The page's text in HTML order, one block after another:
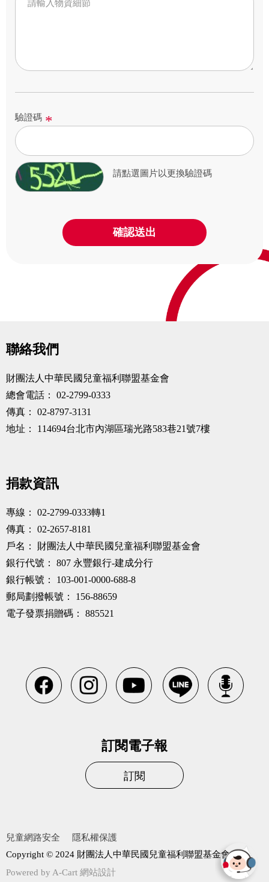
驗證碼
請點選圖片以更換驗證碼
確認送出
聯絡我們
財團法人中華民國兒童福利聯盟基金會
總會電話：
02-2799-0333
傳真：
02-8797-3131
地址：
114694台北市內湖區瑞光路583巷21號7樓
捐款資訊
專線：
02-2799-0333轉1
傳真：
02-2657-8181
戶名：
財團法人中華民國兒童福利聯盟基金會
銀行代號：
807 永豐銀行-建成分行
銀行帳號：
103-001-0000-688-8
郵局劃撥帳號：
156-88659
電子發票捐贈碼：
885521
訂閱電子報
訂閱
兒童網路安全
隱私權保護
Copyright © 2024 財團法人中華民國兒童福利聯盟基金會
Powered by A-Cart 網站設計